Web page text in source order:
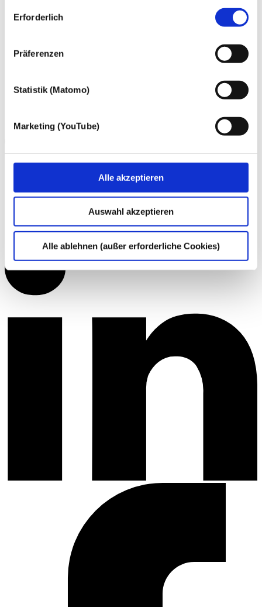
mit Ihrer ausdrücklichen Einwilligung einsetzen und die
Erforderlich
Präferenzen
Statistik (Matomo)
Marketing (YouTube)
Alle akzeptieren
Auswahl akzeptieren
Alle ablehnen (außer erforderliche Cookies)